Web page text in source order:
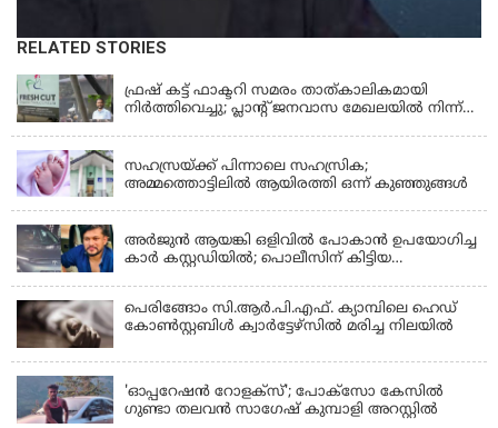
RELATED STORIES
KERALA
ഫ്രഷ് കട്ട് ഫാക്ടറി സമരം താത്കാലികമായി
നിർത്തിവെച്ചു; പ്ലാൻ്റ് ജനവാസ മേഖലയിൽ നിന്ന്
സഹസ്രയ്ക്ക് പിന്നാലെ സഹസ്രിക;
അമ്മത്തൊട്ടിലില്‍ ആയിരത്തി ഒന്ന് കുഞ്ഞുങ്ങള്‍
അർജുൻ ആയങ്കി ഒളിവിൽ പോകാൻ ഉപയോഗിച്ച
കാർ കസ്റ്റഡിയിൽ; പൊലീസിന് കിട്ടിയ
പെരിങ്ങോം സി.ആർ.പി.എഫ്. ക്യാമ്പിലെ ഹെഡ്
കോൺസ്റ്റബിൾ ക്വാർട്ടേഴ്സിൽ മരിച്ച നിലയിൽ
'ഓപ്പറേഷൻ റോളക്സ്'; പോക്സോ കേസിൽ
ഗുണ്ടാ തലവൻ സാഗേഷ് കുമ്പാളി അറസ്റ്റിൽ